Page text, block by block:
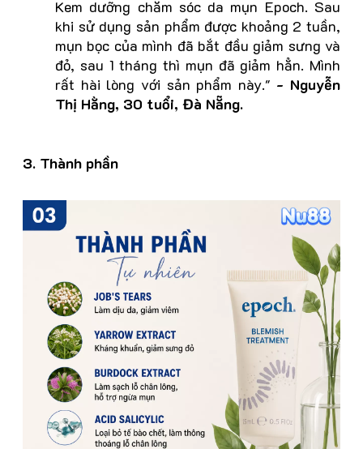
Kem dưỡng chăm sóc da mụn Epoch. Sau
khi sử dụng sản phẩm được khoảng 2 tuần,
mụn bọc của mình đã bắt đầu giảm sưng và
đỏ, sau 1 tháng thì mụn đã giảm hẳn. Mình
rất hài lòng với sản phẩm này." - Nguyễn
Thị Hằng, 30 tuổi, Đà Nẵng.
3. Thành phần